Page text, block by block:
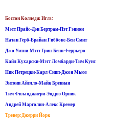
Бостон Колледж Иглз:
Мэтт Прайс-Дэн Бертрам-Пэт Гэннон
Натан Герб-Брайан Гиббонс-Бен Смит
Джо Уитни-Мэтт Грин-Бенн Феррьеро
Кайл Кухарски-Мэтт Ломбарди-Тим Кунс
Ник Петрецки-Карл Снип-Джон Мьюз
Энтони Айелло-Майк Бреннан
Тим Филанджиери-Эндрю Орпик
Андрей Марголин-Алекс Кремер
Тренер:Джерри Йорк